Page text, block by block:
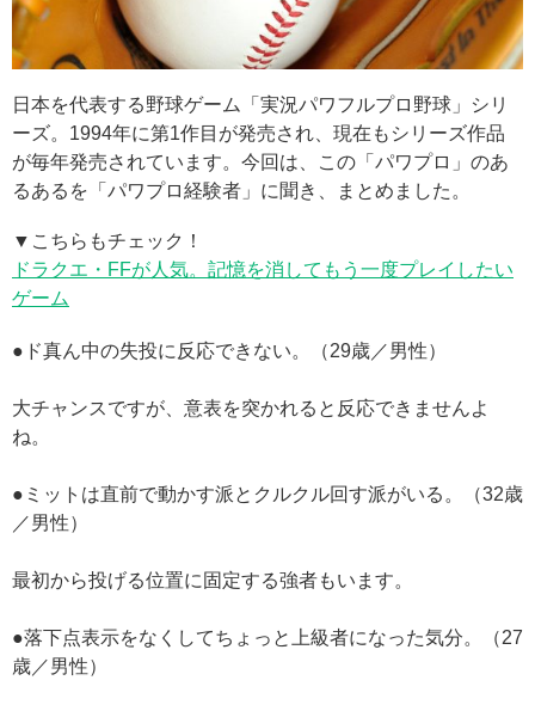
日本を代表する野球ゲーム「実況パワフルプロ野球」シリ
ーズ。1994年に第1作目が発売され、現在もシリーズ作品
が毎年発売されています。今回は、この「パワプロ」のあ
るあるを「パワプロ経験者」に聞き、まとめました。
▼こちらもチェック！
ドラクエ・FFが人気。記憶を消してもう一度プレイしたい
ゲーム
●ド真ん中の失投に反応できない。（29歳／男性）
大チャンスですが、意表を突かれると反応できませんよ
ね。
●ミットは直前で動かす派とクルクル回す派がいる。（32歳
／男性）
最初から投げる位置に固定する強者もいます。
●落下点表示をなくしてちょっと上級者になった気分。（27
歳／男性）